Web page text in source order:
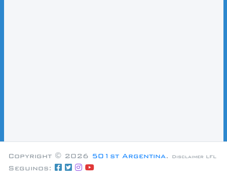
Copyright © 2026 501st Argentina. Disclaimer LFL
Seguinos: